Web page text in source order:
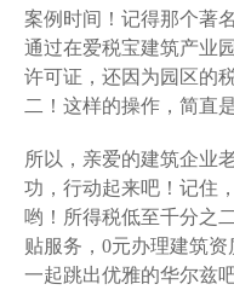
案例时间！记得那个著
通过在爱税宝建筑产业
许可证，还因为园区的
二！这样的操作，简直
所以，亲爱的建筑企业
功，行动起来吧！记住
哟！所得税低至千分之
贴服务，0元办理建筑
一起跳出优雅的华尔兹吧